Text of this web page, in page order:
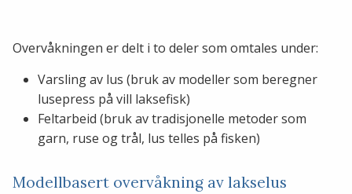
Overvåkningen er delt i to deler som omtales under:
Varsling av lus (bruk av modeller som beregner
lusepress på vill laksefisk)
Feltarbeid (bruk av tradisjonelle metoder som
garn, ruse og trål, lus telles på fisken)
Modellbasert overvåkning av lakselus